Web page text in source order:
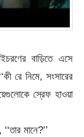
বাড়িতে এসে
রে নিমে, সংসারের
স্রেফ হাওয়া
মানে?’’